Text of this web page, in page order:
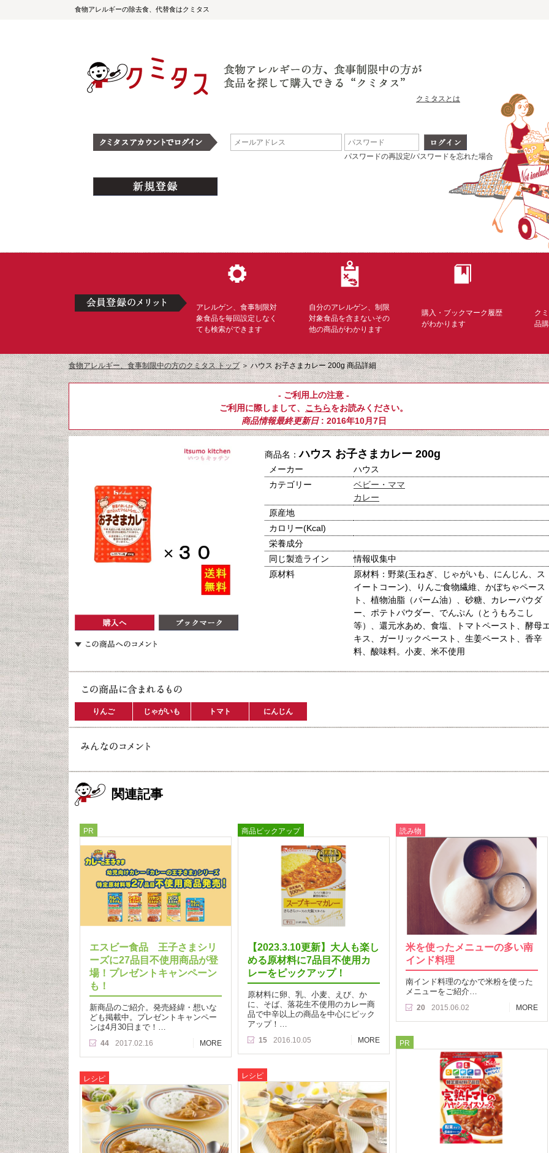
食物アレルギーの除去食、代替食はクミタス
クミタスとは
パスワードの再設定/パスワードを忘れた場合
アレルゲン、食事制限対
象食品を毎回設定しなく
ても検索ができます
自分のアレルゲン、制限
対象食品を含まないその
他の商品がわかります
購入・ブックマーク履歴
がわかります
ク
品
食物アレルギー、食事制限中の方のクミタス トップ＞ハウス お子さまカレー 200g 商品詳細
- ご利用上の注意 -
ご利用に際しまして、 こちらをお読みください。
商品情報最終更新日: 2016年10月7日
商品名：ハウス お子さまカレー 200g
メーカー
ハウス
カテゴリー
ベビー・ママ
カレー
原産地
カロリー(Kcal)
栄養成分
同じ製造ライン
情報収集中
原材料
原材料：野菜(玉ねぎ、じゃがいも、にんじん、ス
イートコーン)、りんご食物繊維、かぼちゃペース
ト、植物油脂（パーム油）、砂糖、カレーパウダ
ー、ポテトパウダー、でんぷん（とうもろこし
等）、還元水あめ、食塩、トマトペースト、酵母
キス、ガーリックペースト、生姜ペースト、香辛
料、酸味料。小麦、米不使用
りんご じゃがいも トマト にんじん
関連記事
PR
エスビー食品 王子さまシリ
ーズに27品目不使用商品が登
場！プレゼントキャンペーン
も！
新商品のご紹介。発売経緯・想いな
ども掲載中。プレゼントキャンペー
ンは4月30日まで！…
44 2017.02.16 MORE
商品ピックアップ
【2023.3.10更新】大人も楽し
める原材料に7品目不使用カ
レーをピックアップ！
原材料に卵、乳、小麦、えび、か
に、そば、落花生不使用のカレー商
品で中辛以上の商品を中心にピック
アップ！…
15 2016.10.05 MORE
読み物
米を使ったメニューの多い南
インド料理
南インド料理のなかで米粉を使った
メニューをご紹介…
20 2015.06.02 MORE
PR
レシピ
レシピ